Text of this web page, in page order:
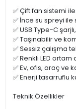
✅ Çift fan sistemi
✅ İnce su spreyi
✅ USB Type-C
✅ Taşınabilir ve
✅ Sessiz çalışma
✅ Renkli LED ortam
✅ Ev, ofis, araç ve
✅ Enerji tasarruflu
Teknik Özellikler